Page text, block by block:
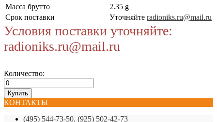
Масса брутто
2.35 g
Срок поставки
Уточняйте radioniks.ru@mail.ru
Условия поставки уточняйте:
radioniks.ru@mail.ru
Количество:
КОНТАКТЫ
(495) 544-73-50, (925) 502-42-73